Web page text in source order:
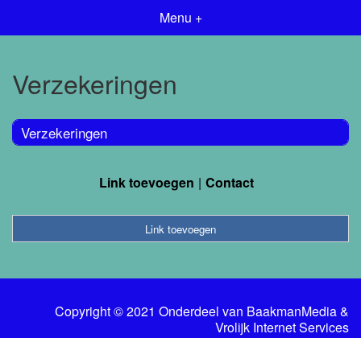
Menu +
Verzekeringen
Verzekeringen
Link toevoegen Contact
Link toevoegen
Copyright © 2021 Onderdeel van BaakmanMedia&
Vrolijk Internet Services